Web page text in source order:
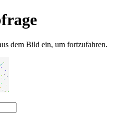
dem Bild ein, um fortzufahren.